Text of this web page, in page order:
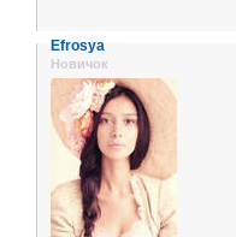
Efrosya
Новичок